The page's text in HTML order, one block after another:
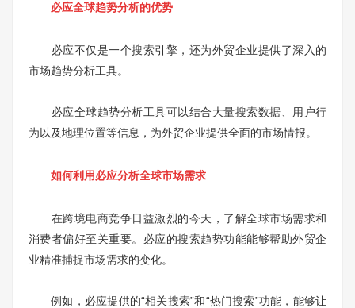
必应全球趋势分析的优势
必应不仅是一个搜索引擎，还为外贸企业提供了深入的
市场趋势分析工具。
必应全球趋势分析工具可以结合大量搜索数据、用户行
为以及地理位置等信息，为外贸企业提供全面的市场情报。
如何利用必应分析全球市场需求
在跨境电商竞争日益激烈的今天，了解全球市场需求和
消费者偏好至关重要。必应的搜索趋势功能能够帮助外贸企
业精准捕捉市场需求的变化。
例如，必应提供的“相关搜索”和“热门搜索”功能，能够让